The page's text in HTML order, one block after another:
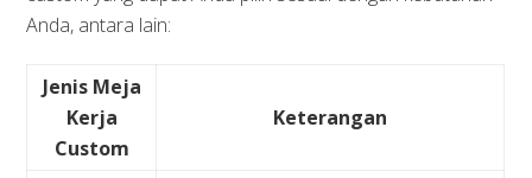
Anda, antara lain:
Jenis Meja
Kerja
Custom
Keterangan